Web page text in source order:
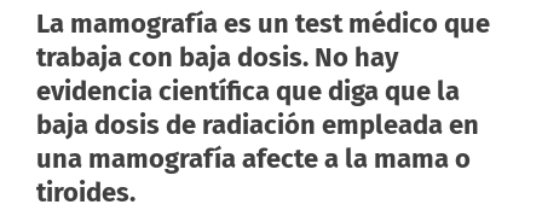
La mamografía es un test médico que
trabaja con baja dosis. No hay
evidencia científica que diga que la
baja dosis de radiación empleada en
una mamografía afecte a la mama o
tiroides.